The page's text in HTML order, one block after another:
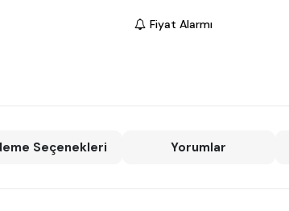
Fiyat Alarmı
Seçenekleri Yorumlar